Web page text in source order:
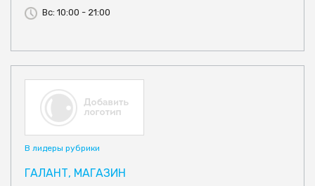
Вс: 10:00 - 21:00
В лидеры рубрики
ГАЛАНТ, МАГАЗИН